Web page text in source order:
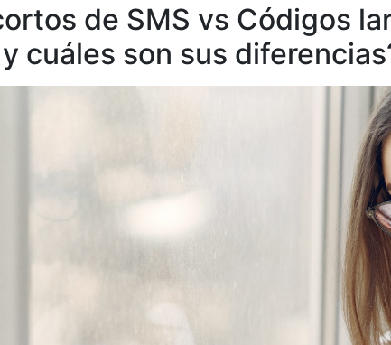
de SMS vs Códigos
cuáles son sus